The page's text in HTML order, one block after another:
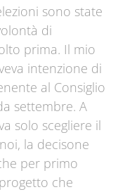
sono state
di
prima. Il mio
intenzione di
al Consiglio
settembre. A
solo scegliere il
la decisone
per primo
che